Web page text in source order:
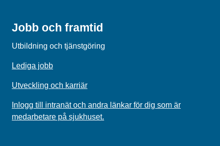
Jobb och framtid
Utbildning och tjänstgöring
Lediga jobb
Utveckling och karriär
Inlogg till intranät och andra länkar för dig som är
medarbetare på sjukhuset.